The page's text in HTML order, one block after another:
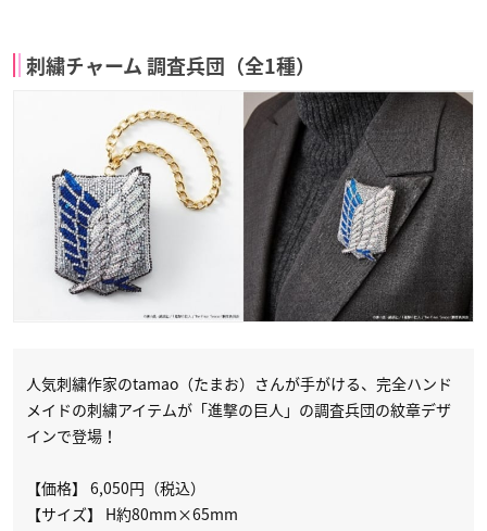
刺繍チャーム 調査兵団（全1種）
人気刺繍作家のtamao（たまお）さんが手がける、​完全ハンド
メイドの刺繍アイテムが「進撃の巨人」の調査兵団の紋章デザ
インで登場！
【価格】 6,050円（税込）
【サイズ】 H約80mm×65mm